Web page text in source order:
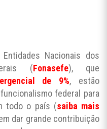
Nacionais dos
(Fonasefe), que
de 9%, estão
federal para
todo o país (saiba mais
dar grande contribuição